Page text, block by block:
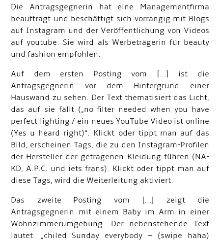
Die Antragsgegnerin hat eine Managementfirma
beauftragt und beschäftigt sich vorrangig mit Blogs
auf Instagram und der Veröffentlichung von Videos
auf youtube. Sie wird als Werbeträgerin für beauty
und fashion empfohlen.
Auf dem ersten Posting vom […] ist die
Antragsgegnerin vor dem Hintergrund einer
Hauswand zu sehen. Der Text thematisiert das Licht,
das auf sie fällt („no filter needed when you have
perfect lighting / ein neues YouTube Video ist online
(Yes u heard right)“. Klickt oder tippt man auf das
Bild, erscheinen Tags, die zu den Instagram-Profilen
der Hersteller der getragenen Kleidung führen (NA-
KD, A.P.C. und iets frans). Klickt oder tippt man auf
diese Tags, wird die Weiterleitung aktiviert.
Das zweite Posting vom […] zeigt die
Antragsgegnerin mit einem Baby im Arm in einer
Wohnzimmerumgebung. Der nebenstehende Text
lautet: „chiled Sunday everybody – (swipe haha)